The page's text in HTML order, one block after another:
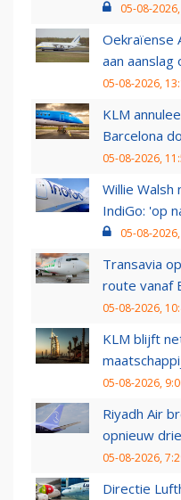
05-08-
Oekraïense
aan aanslag
05-08-2026,
KLM
Barcelona
05-08-2026,
Willie
IndiGo: 'op
05-08-
Transavia
route vanaf
05-08-2026,
KLM blijft
05-08-2026,
Riyadh Air
opnieuw
05-08-2026,
Directie